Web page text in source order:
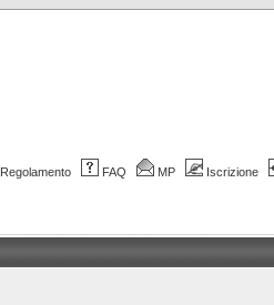
Regolamento FAQ MP Iscrizione